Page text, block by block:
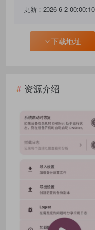
更新：2026-6-2 00:00:10
下载地址
资源介绍